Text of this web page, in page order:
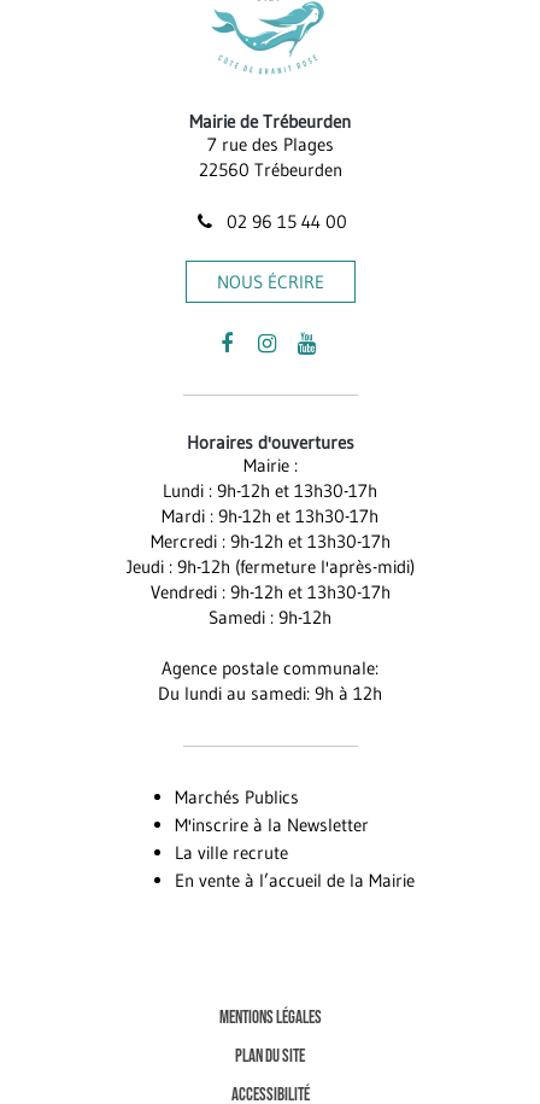
Mairie de Trébeurden
7 rue des Plages
22560 Trébeurden
02 96 15 44 00
NOUS ÉCRIRE
Lien
compte
Facebook
Lien
compte
Instagram
Lien
chaîne
Youtube
Horaires d'ouvertures
Mairie :
Lundi : 9h-12h et 13h30-17h
Mardi : 9h-12h et 13h30-17h
Mercredi : 9h-12h et 13h30-17h
Jeudi : 9h-12h (fermeture l'après-midi)
Vendredi : 9h-12h et 13h30-17h
Samedi : 9h-12h
Agence postale communale:
Du lundi au samedi: 9h à 12h
Marchés Publics
M'inscrire à la Newsletter
La ville recrute
En vente à l’accueil de la Mairie
MENTIONS LÉGALES
PLAN DU SITE
ACCESSIBILITÉ